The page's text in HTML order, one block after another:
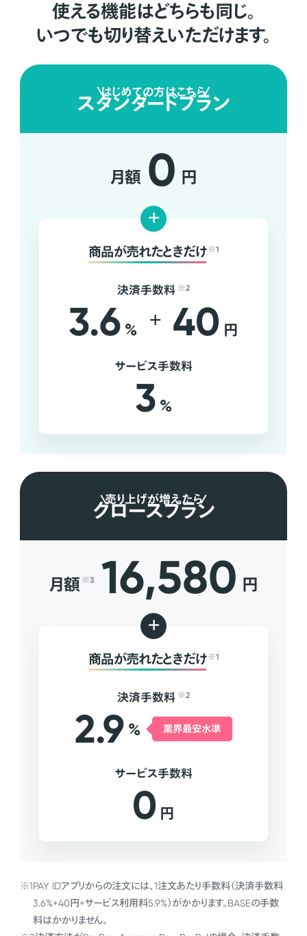
使える機能はどちらも同じ。
いつでも切り替えいただけます。
はじめての方はこちら
スタンダードプラン
月額 0 円
+
商品が売れたときだけ ※1
決済手数料 ※2
3.6 % + 40 円
サービス手数料
3 %
売り上げが増えたら
グロースプラン
月額 ※3 16,580 円
+
商品が売れたときだけ ※1
決済手数料 ※2
2.9 % 業界最安水準
サービス手数料
0 円
※1PAY IDアプリからの注文には、1注文あたり手数料（決済手数料
3.6%+40円+サービス利用料5.9%）がかかります。BASEの手数
料はかかりません。